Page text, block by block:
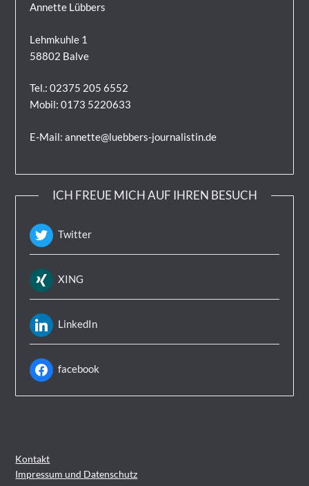
Annette Lübbers
Lehmkuhle 1
58802 Balve
Tel.: 02375 205 6552
Mobil: 0173 5220633
E-Mail: annette@luebbers-journalistin.de
ICH FREUE MICH AUF IHREN BESUCH
Twitter
XING
LinkedIn
facebook
Kontakt
Impressum und Datenschutz